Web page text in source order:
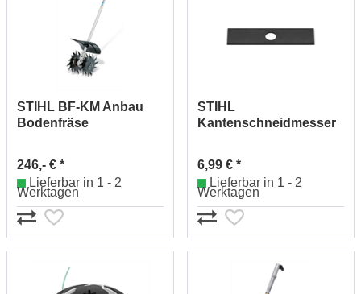
STIHL BF-KM Anbau
Bodenfräse
246,- € *
Lieferbar in 1 - 2
Werktagen
STIHL
Kantenschneidmesser
6,99 € *
Lieferbar in 1 - 2
Werktagen